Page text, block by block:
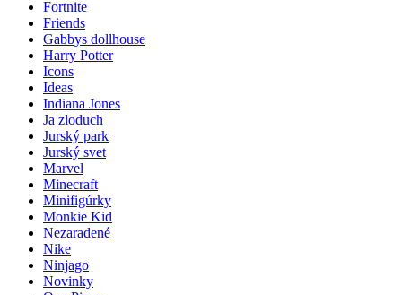
Fortnite
Friends
Gabbys dollhouse
Harry Potter
Icons
Ideas
Indiana Jones
Ja zloduch
Jurský park
Jurský svet
Marvel
Minecraft
Minifigúrky
Monkie Kid
Nezaradené
Nike
Ninjago
Novinky